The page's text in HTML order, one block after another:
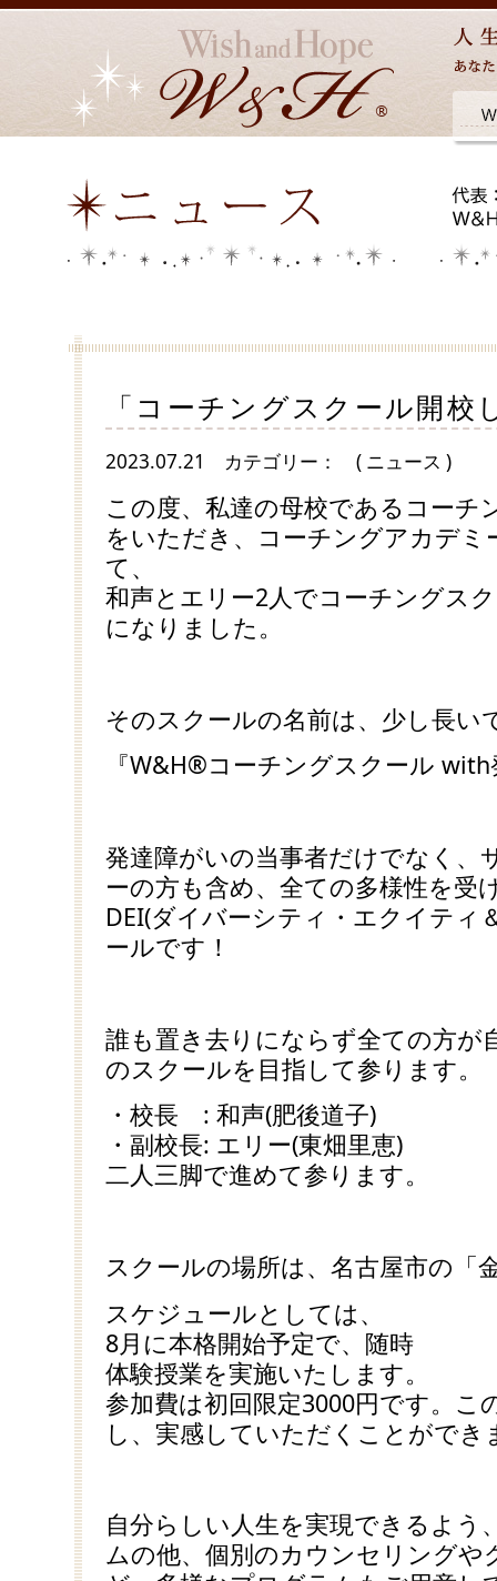
「コーチングスクール開校
2023.07.21 カテゴリー： ( ニュース )
この度、私達の母校であるコーチ
をいただき、コーチングアカデ
て、
和声とエリー2人でコーチングス
になりました。
そのスクールの名前は、少し長い
『W&H®コーチングスクール
発達障がいの当事者だけでなく、
ーの方も含め、全ての多様性を受
DEI(ダイバーシティ・エクイティ
ールです！
誰も置き去りにならず全ての方が
のスクールを目指して参ります。
・校長 : 和声(肥後道子)
・副校長: エリー(東畑里恵)
二人三脚で進めて参ります。
スクールの場所は、名古屋市の「
スケジュールとしては、
8月に本格開始予定で、随時
体験授業を実施いたします。
参加費は初回限定3000円です。こ
し、実感していただくことができ
自分らしい人生を実現できるよう
ムの他、個別のカウンセリングや